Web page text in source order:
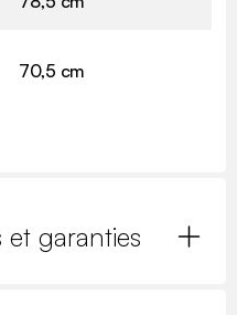
70,5 cm
et garanties